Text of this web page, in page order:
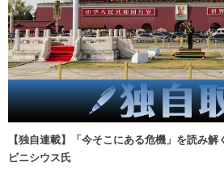
【独自連載】「今そこにある危機」を読み
ビニシウス氏